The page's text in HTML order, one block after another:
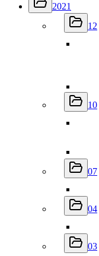
2021
12
10
07
04
03